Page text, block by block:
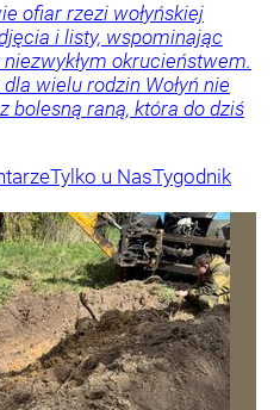
ofiar rzezi wołyńskiej
i listy, wspominając
okrucieństwem.
wielu rodzin Wołyń nie
bolesną raną, która do dziś
Tylko u NasTygodnik